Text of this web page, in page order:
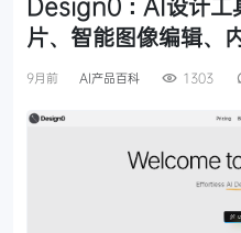
片、智能图像编辑、
9月前 AI产品百科 1303